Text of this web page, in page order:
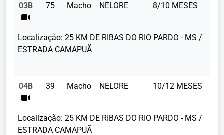
03B 75 Macho NELORE 8/10 MESES
Localização: 25 KM DE RIBAS DO RIO PARDO - MS /
ESTRADA CAMAPUÃ
04B 39 Macho NELORE 10/12 MESES
Localização: 25 KM DE RIBAS DO RIO PARDO - MS /
ESTRADA CAMAPUÃ